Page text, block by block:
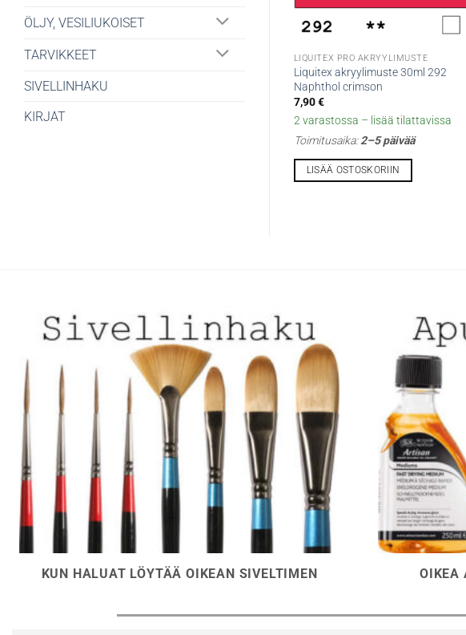
ÖLJY, VESILIUKOISET
TARVIKKEET
SIVELLINHAKU
KIRJAT
LIQUITEX PRO AKRYYLIMUSTE
Liquitex akryylimuste 30ml 292
Naphthol crimson
7,90€
2 varastossa – lisää tilattavissa
Toimitusaika:2–5 päivää
LISÄÄ OSTOSKORIIN
KUN HALUAT LÖYTÄÄ OIKEAN SIVELTIMEN OIKEA